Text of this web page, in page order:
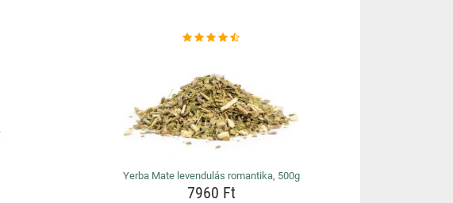
Yerba Mate levendulás romantika, 500g
7960 Ft